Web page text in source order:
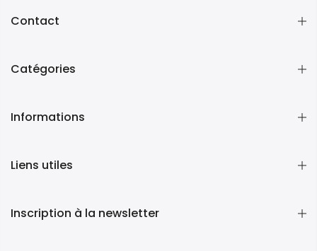
Contact
Catégories
Informations
Liens utiles
Inscription à la newsletter